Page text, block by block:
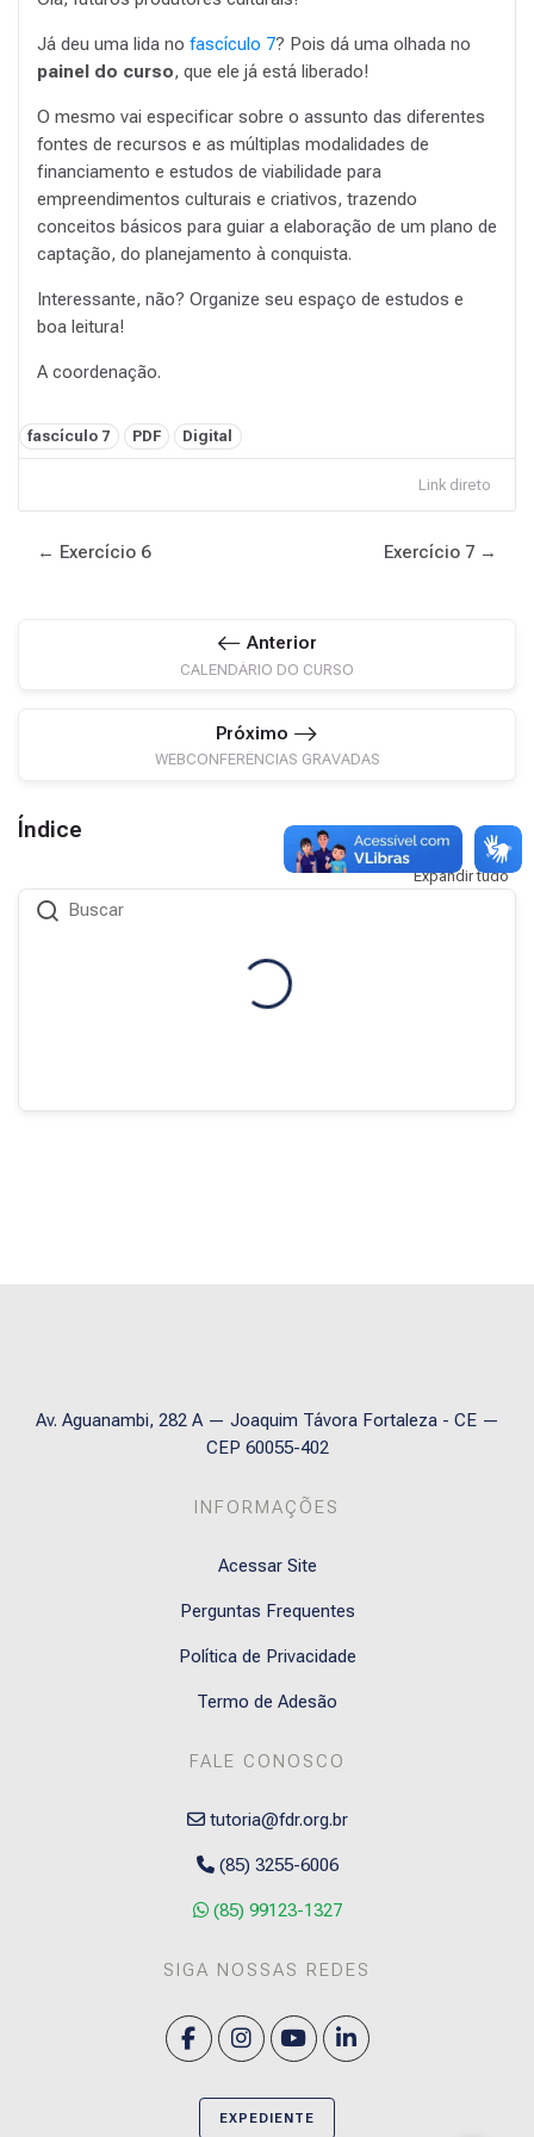
Já deu uma lida no fascículo 7? Pois dá uma olhada no
painel do curso, que ele já está liberado!
O mesmo vai especificar sobre o assunto das diferentes
fontes de recursos e as múltiplas modalidades de
financiamento e estudos de viabilidade para
empreendimentos culturais e criativos, trazendo
conceitos básicos para guiar a elaboração de um plano de
captação, do planejamento à conquista.
Interessante, não? Organize seu espaço de estudos e
boa leitura!
A coordenação.
Tags:
fascículo 7 PDF Digital
Link direto
← Exercício 6 Exercício 7 →
Anterior
CALENDÁRIO DO CURSO
Próximo
WEBCONFERÊNCIAS GRAVADAS
Índice
Expandir tudo
Buscar
Av. Aguanambi, 282 A — Joaquim Távora Fortaleza - CE —
CEP 60055-402
INFORMAÇÕES
Acessar Site
Perguntas Frequentes
Política de Privacidade
Termo de Adesão
FALE CONOSCO
tutoria@fdr.org.br
(85) 3255-6006
(85) 99123-1327
SIGA NOSSAS REDES
EXPEDIENTE